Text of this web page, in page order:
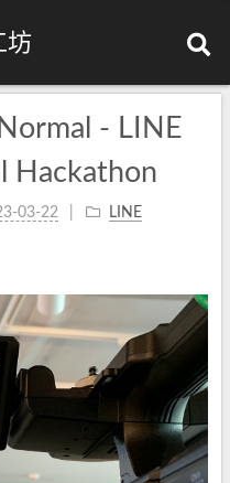
坊
- LINE
Hackathon
03-22 LINE